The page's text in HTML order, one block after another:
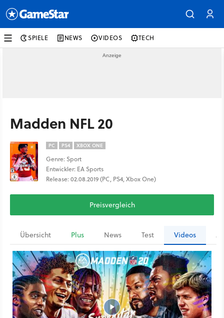
SPIELE NEWS VIDEOS TECH
Madden NFL 20
PC PS4 XBOX ONE
Genre: Sport
Entwickler: EA Sports
Release: 02.08.2019 (PC, PS4, Xbox One)
Preisvergleich
Übersicht Plus News Test Videos